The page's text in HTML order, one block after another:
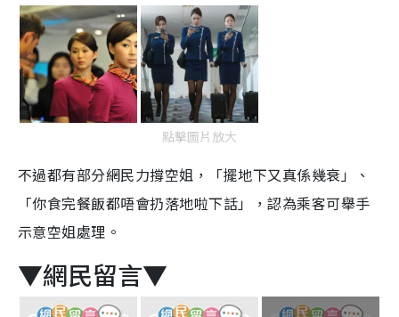
點擊圖片放大
不過都有部分網民力撐空姐，「擺地下又真係幾衰」、
「你食完餐飯都唔會扔落地啦下話」，認為乘客可舉手
示意空姐處理。
▼網民留言▼